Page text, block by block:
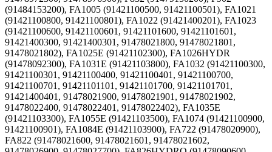
(91484153200), FA1005 (91421100500, 91421100501), FA1021
(91421100800, 91421100801), FA1022 (91421400201), FA1023
(91421100600, 91421100601, 91421101600, 91421101601,
91421400300, 91421400301, 91478021800, 91478021801,
91478021802), FA1025E (91421102300), FA1026HYDR
(91478092300), FA1031E (91421103800), FA1032 (91421100300,
91421100301, 91421100400, 91421100401, 91421100700,
91421100701, 91421101101, 91421101700, 91421101701,
91421400401, 91478021900, 91478021901, 91478021902,
91478022400, 91478022401, 91478022402), FA1035E
(91421103300), FA1055E (91421103500), FA1074 (91421100900,
91421100901), FA1084E (91421103900), FA722 (91478020900),
FA822 (91478021600, 91478021601, 91478021602,